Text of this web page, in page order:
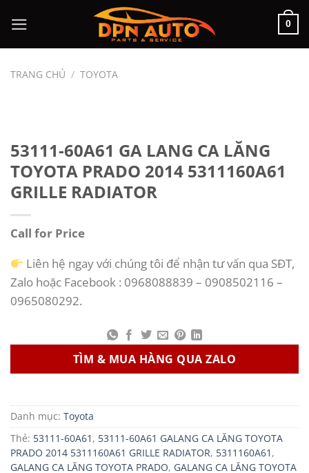
đến
nội
0
TRANG CHỦ / TOYOTA
53111-60A61 GA LANG CA LĂNG
TOYOTA PRADO 2014 5311160A61
GRILLE RADIATOR
Call for Price
Liên hệ ngay với chúng tôi để nhận tư vấn qua SĐT,
Zalo hoặc Facebook : 0968088839 – 0908502116 –
0965080292.
TÌM & MUA HÀNG QUA ZALO
Danh mục: Toyota
Thẻ: 53111-60A61 , 53111-60A61 GALANG CA LĂNG TOYOTA
PRADO 2014 5311160A61 GRILLE RADIATOR, 5311160A61 ,
GALANG CA LĂNG TOYOTA PRADO, GALANG CA LĂNG TOYOTA